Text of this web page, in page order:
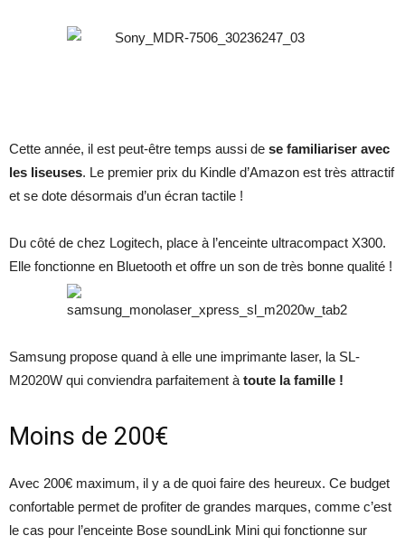
Cette année, il est peut-être temps aussi de se familiariser avec
les liseuses. Le premier prix du Kindle d’Amazon est très attractif
et se dote désormais d’un écran tactile !
Du côté de chez Logitech, place à l’enceinte ultracompact X300.
Elle fonctionne en Bluetooth et offre un son de très bonne qualité !
Samsung propose quand à elle une imprimante laser, la SL-
M2020W qui conviendra parfaitement à toute la famille !
Moins de 200€
Avec 200€ maximum, il y a de quoi faire des heureux. Ce budget
confortable permet de profiter de grandes marques, comme c’est
le cas pour l’enceinte Bose soundLink Mini qui fonctionne sur